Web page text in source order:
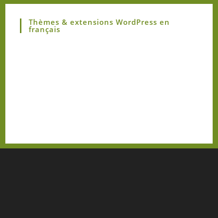
Thèmes & extensions WordPress en
français